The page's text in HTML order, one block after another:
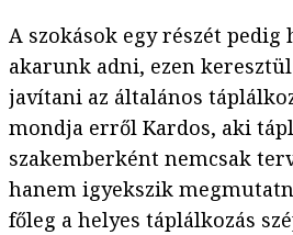
A szokások egy részét
akarunk adni, ezen
javítani az általános
mondja erről Kardos, aki
szakemberként nemcsak
hanem igyekszik
főleg a helyes táplálkozás